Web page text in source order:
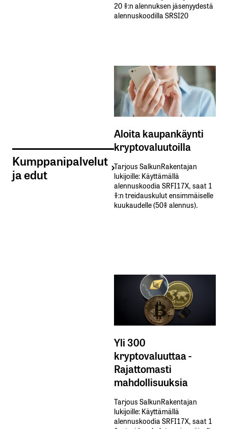
Kumppanipalvelut
ja edut
20 %:n alennuksen jäsenyydestä
alennuskoodilla SRSI20
Aloita kaupankäynti
kryptovaluutoilla
Tarjous SalkunRakentajan
lukijoille: Käyttämällä​ ​
alennuskoodia​ ​SRFI17X,​ ​saat​ ​1
%:n treidauskulut​ ​ensimmäiselle​ ​
kuukaudelle​ ​(50%​ ​alennus).
Yli 300
kryptovaluuttaa -
Rajattomasti
mahdollisuuksia
Tarjous SalkunRakentajan
lukijoille: Käyttämällä​ ​
alennuskoodia​ ​SRFI17X,​ ​saat​ ​1